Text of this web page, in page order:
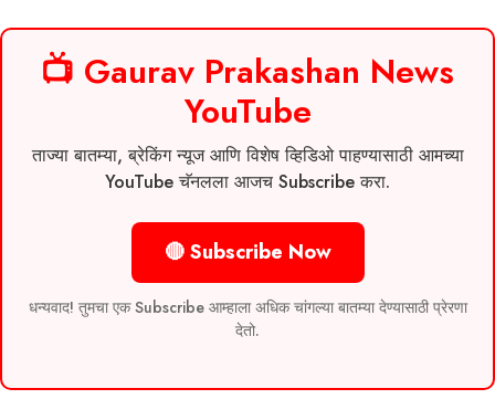
📺 Gaurav Prakashan News
YouTube
ताज्या बातम्या, ब्रेकिंग न्यूज आणि विशेष व्हिडिओ पाहण्यासाठी आमच्या
YouTube चॅनलला आजच Subscribe करा.
🔴 Subscribe Now
धन्यवाद! तुमचा एक Subscribe आम्हाला अधिक चांगल्या बातम्या देण्यासाठी प्रेरणा
देतो.